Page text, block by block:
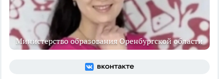
Министерство образования Оренбургской области